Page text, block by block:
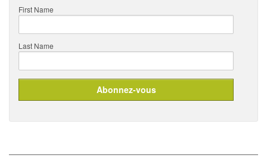
First Name
Last Name